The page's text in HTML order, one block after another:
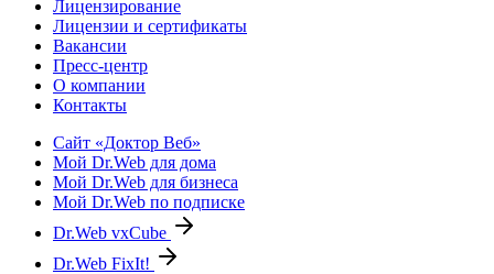
Лицензирование
Лицензии и сертификаты
Вакансии
Пресс-центр
О компании
Контакты
Сайт «Доктор Веб»
Мой Dr.Web для дома
Мой Dr.Web для бизнеса
Мой Dr.Web по подписке
Dr.Web vxCube
Dr.Web FixIt!